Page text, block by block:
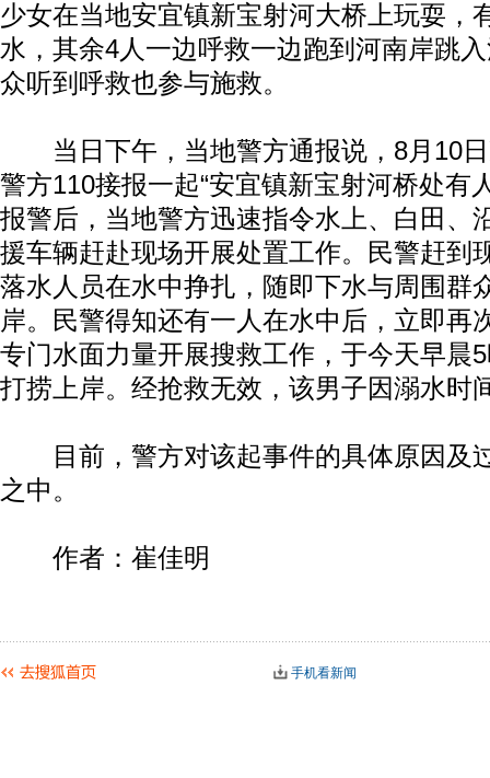
少女在当地安宜镇新宝射河大桥上玩耍，
水，其余4人一边呼救一边跑到河南岸跳
众听到呼救也参与施救。
当日下午，当地警方通报说，8月10日
警方110接报一起“安宜镇新宝射河桥处有
报警后，当地警方迅速指令水上、白田、
援车辆赶赴现场开展处置工作。民警赶到
落水人员在水中挣扎，随即下水与周围群
岸。民警得知还有一人在水中后，立即再
专门水面力量开展搜救工作，于今天早晨
打捞上岸。经抢救无效，该男子因溺水时
目前，警方对该起事件的具体原因及
之中。
作者：崔佳明
手机看新闻